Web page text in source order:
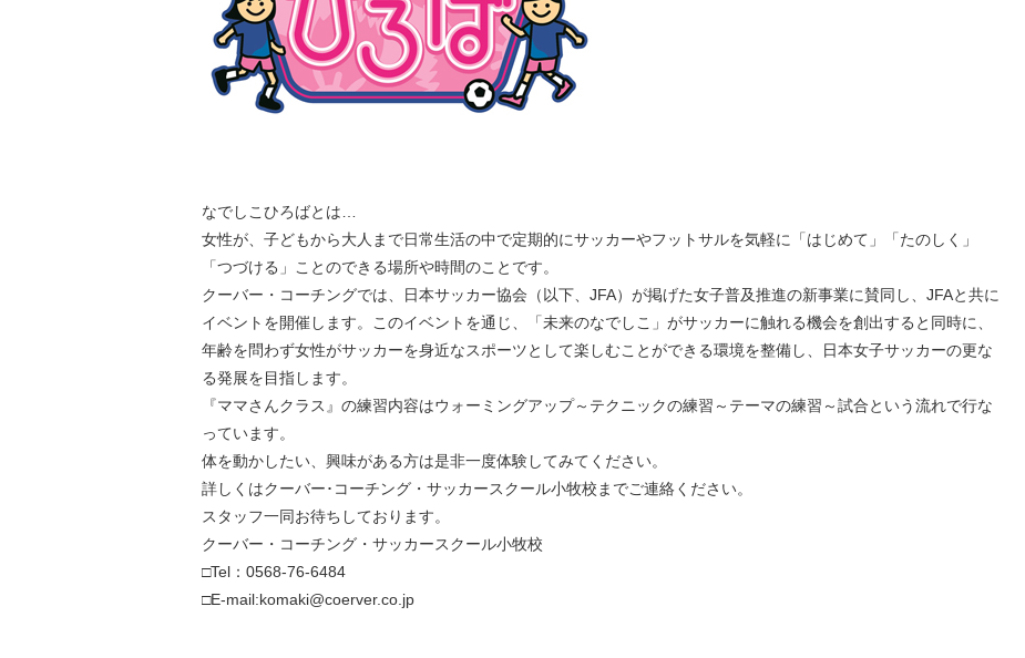
なでしこひろばとは…
女性が、子どもから大人まで日常生活の中で定期的にサッカーやフットサルを気軽に「はじめて」「たのしく」
「つづける」ことのできる場所や時間のことです。
クーバー・コーチングでは、日本サッカー協会（以下、JFA）が掲げた女子普及推進の新事業に賛同し、JFAと共に
イベントを開催します。このイベントを通じ、「未来のなでしこ」がサッカーに触れる機会を創出すると同時に、
年齢を問わず女性がサッカーを身近なスポーツとして楽しむことができる環境を整備し、日本女子サッカーの更な
る発展を目指します。
『ママさんクラス』の練習内容はウォーミングアップ～テクニックの練習～テーマの練習～試合という流れで行な
っています。
体を動かしたい、興味がある方は是非一度体験してみてください。
詳しくはクーバー･コーチング・サッカースクール小牧校までご連絡ください。
スタッフ一同お待ちしております。
クーバー・コーチング・サッカースクール小牧校
□Tel：0568-76-6484
□E-mail:komaki@coerver.co.jp